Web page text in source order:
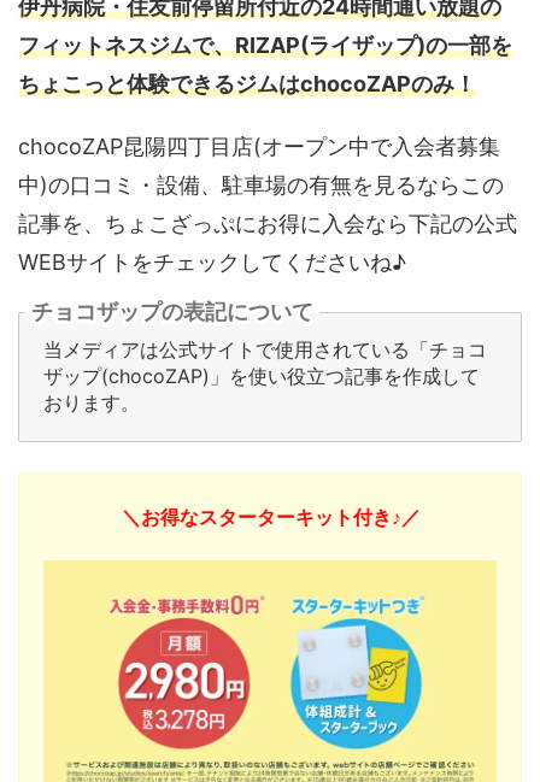
伊丹病院・住友前停留所付近の24時間通い放題の
フィットネスジムで、RIZAP(ライザップ)の一部を
ちょこっと体験できるジムはchocoZAPのみ！
chocoZAP昆陽四丁目店(オープン中で入会者募集
中)の口コミ・設備、駐車場の有無を見るならこの
記事を、ちょこざっぷにお得に入会なら下記の公式
WEBサイトをチェックしてくださいね♪
チョコザップの表記について
当メディアは公式サイトで使用されている「チョコ
ザップ(chocoZAP)」を使い役立つ記事を作成して
おります。
＼お得なスターターキット付き♪／